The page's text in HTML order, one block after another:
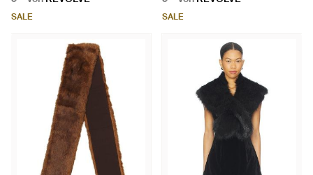
SALE SALE